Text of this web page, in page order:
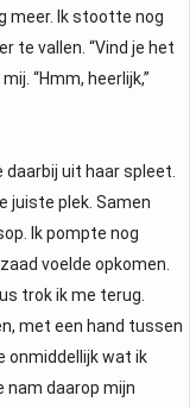
meer. Ik stootte nog
te vallen. “Vind je het
“Hmm, heerlijk,”
uit haar spleet.
juiste plek. Samen
Ik pompte nog
voelde opkomen.
trok ik me terug.
met een hand tussen
onmiddellijk wat ik
nam daarop mijn